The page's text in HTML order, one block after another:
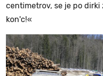
centimetrov, se je po dirki
kon'c!«